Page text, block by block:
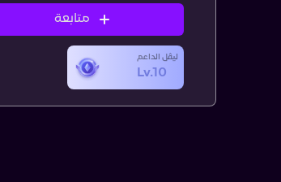
متابعة
ليڤل الداعم
Lv.10